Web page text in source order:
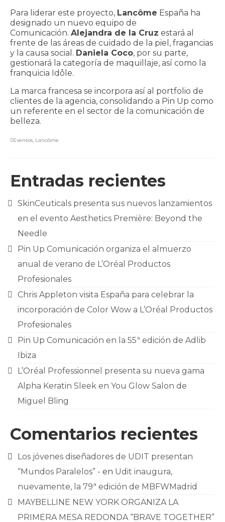
Para liderar este proyecto, Lancôme España ha
designado un nuevo equipo de
Comunicación. Alejandra de la Cruz estará al
frente de las áreas de cuidado de la piel, fragancias
y la causa social. Daniela Coco, por su parte,
gestionará la categoría de maquillaje, así como la
franquicia Idôle.
La marca francesa se incorpora así al portfolio de
clientes de la agencia, consolidando a Pin Up como
un referente en el sector de la comunicación de
belleza.
Eventos, Lancôme
Entradas recientes
SkinCeuticals presenta sus nuevos lanzamientos
en el evento Aesthetics Première: Beyond the
Needle
Pin Up Comunicación organiza el almuerzo
anual de verano de L’Oréal Productos
Profesionales
Chris Appleton visita España para celebrar la
incorporación de Color Wow a L’Oréal Productos
Profesionales
Pin Up Comunicación en la 55ª edición de Adlib
Ibiza
L’Oréal Professionnel presenta su nueva gama
Alpha Keratin Sleek en You Glow Salon de
Miguel Bling
Comentarios recientes
Los jóvenes diseñadores de UDIT presentan
“Mundos Paralelos” - en Udit inaugura,
nuevamente, la 79ª edición de MBFWMadrid
MAYBELLINE NEW YORK ORGANIZA LA
PRIMERA MESA REDONDA “BRAVE TOGETHER”